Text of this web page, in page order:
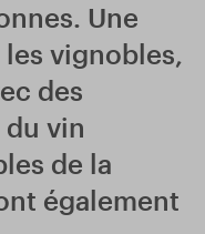
Une
vignobles,
des
vin
de la
également